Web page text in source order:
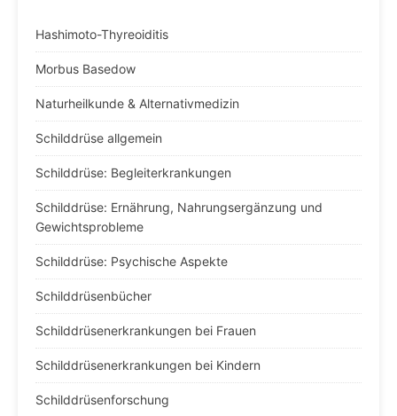
Hashimoto-Thyreoiditis
Morbus Basedow
Naturheilkunde & Alternativmedizin
Schilddrüse allgemein
Schilddrüse: Begleiterkrankungen
Schilddrüse: Ernährung, Nahrungsergänzung und
Gewichtsprobleme
Schilddrüse: Psychische Aspekte
Schilddrüsenbücher
Schilddrüsenerkrankungen bei Frauen
Schilddrüsenerkrankungen bei Kindern
Schilddrüsenforschung